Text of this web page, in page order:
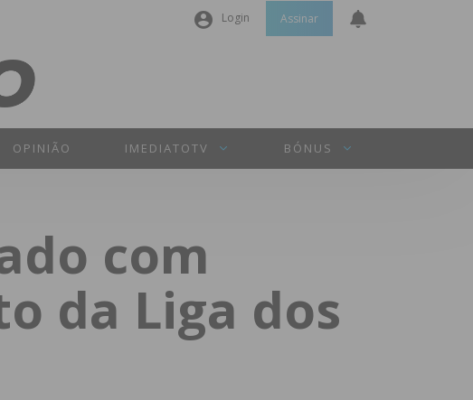
Login
Senha
Perdeu a sua senha?
Assinar
OPINIÃO IMEDIATOTV BÓNUS
com
da Liga dos